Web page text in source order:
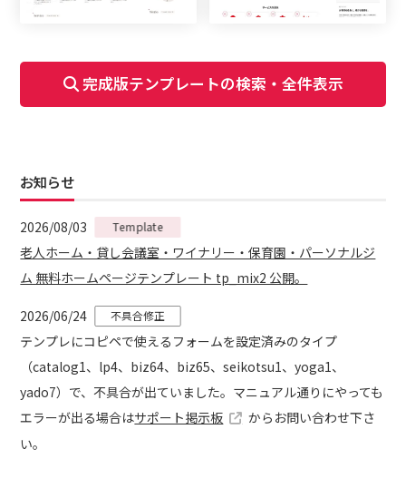
完成版テンプレートの検索・全件表示
お知らせ
2026/08/03 Template
老人ホーム・貸し会議室・ワイナリー・保育園・パーソナルジ
ム 無料ホームページテンプレート tp_mix2 公開。
2026/06/24 不具合修正
テンプレにコピペで使えるフォームを設定済みのタイプ
（catalog1、lp4、biz64、biz65、seikotsu1、yoga1、
yado7）で、不具合が出ていました。マニュアル通りにやっても
エラーが出る場合はサポート掲示板
からお問い合わせ下さ
い。